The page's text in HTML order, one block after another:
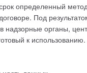
определенный
Под
надзорные органы,
к использованию.